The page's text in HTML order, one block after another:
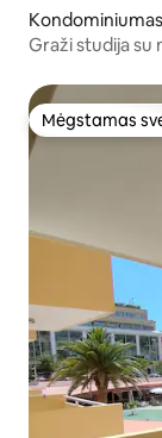
Graži studija su
Mėgstamas
Mėgstamas